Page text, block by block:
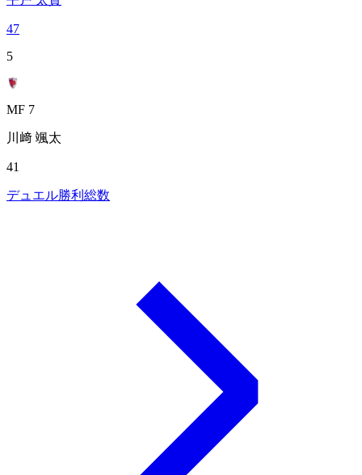
47
5
MF 7
川﨑 颯太
41
デュエル勝利総数